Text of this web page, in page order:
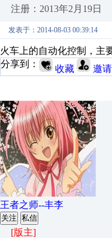
注册：2013年2月19日
发表于：2014-08-03 00:39:14
火车上的自动化控制，主
分享到：
收藏 邀
王者之师--丰李
关注 私信
[版主]